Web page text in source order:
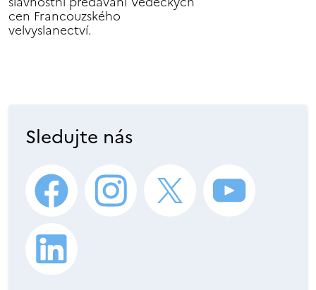
cen Francouzského
velvyslanectví.
Sledujte nás